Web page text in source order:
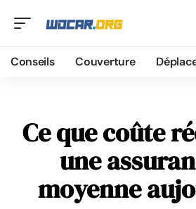
Conseils Couverture
Ce que coûte
une
moyenne